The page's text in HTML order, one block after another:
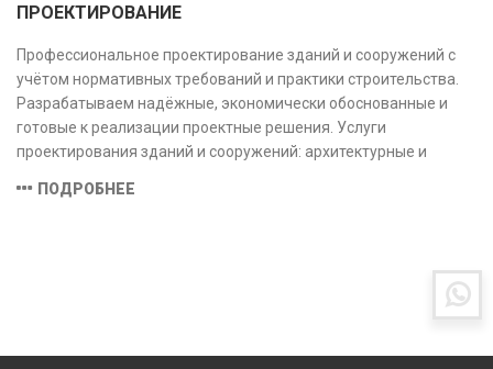
ПРОЕКТИРОВАНИЕ
Профессиональное проектирование зданий и сооружений с
учётом нормативных требований и практики строительства.
Разрабатываем надёжные, экономически обоснованные и
готовые к реализации проектные решения. Услуги
проектирования зданий и сооружений: архитектурные и
сметная документация. Полный цикл работ с учётом норм и
ПОДРОБНЕЕ